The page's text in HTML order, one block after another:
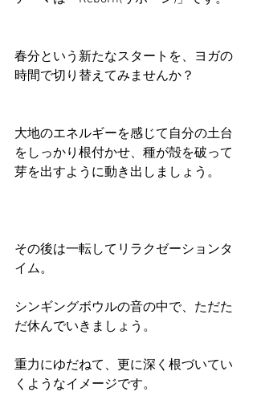
春分という新たなスタートを、ヨガの
時間で切り替えてみませんか？
大地のエネルギーを感じて自分の土台
をしっかり根付かせ、種が殻を破って
芽を出すように動き出しましょう。
その後は一転してリラクゼーションタ
イム。
シンギングボウルの音の中で、ただた
だ休んでいきましょう。
重力にゆだねて、更に深く根づいてい
くようなイメージです。